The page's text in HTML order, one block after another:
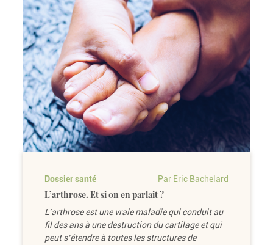
Dossier santé Par Eric Bachelard
L’arthrose. Et si on en parlait ?
L’arthrose est une vraie maladie qui conduit au
fil des ans à une destruction du cartilage et qui
peut s’étendre à toutes les structures de